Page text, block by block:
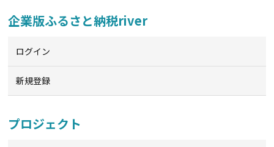
企業版ふるさと納税river
ログイン
新規登録
プロジェクト